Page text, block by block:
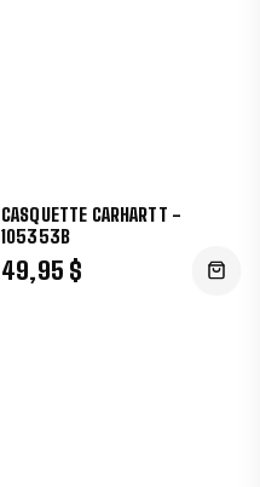
CASQUETTE CARHARTT -
105353B
49,95 $